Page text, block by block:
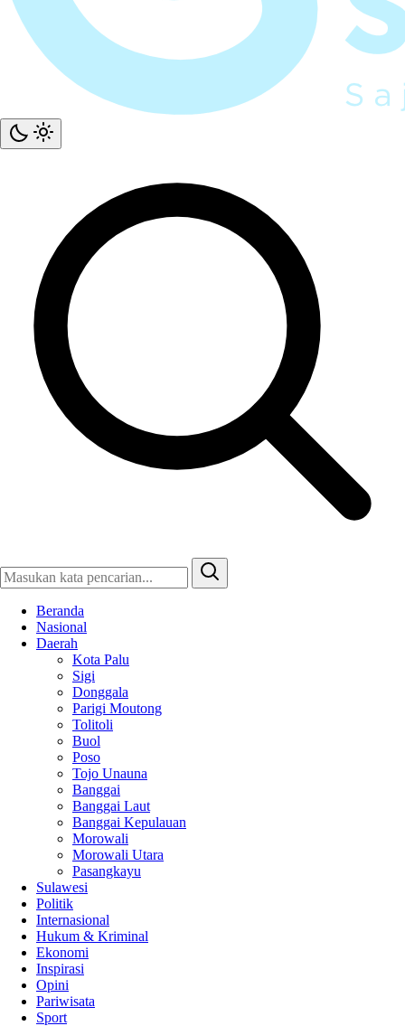
Beranda
Nasional
Daerah
Kota Palu
Sigi
Donggala
Parigi Moutong
Tolitoli
Buol
Poso
Tojo Unauna
Banggai
Banggai Laut
Banggai Kepulauan
Morowali
Morowali Utara
Pasangkayu
Sulawesi
Politik
Internasional
Hukum & Kriminal
Ekonomi
Inspirasi
Opini
Pariwisata
Sport